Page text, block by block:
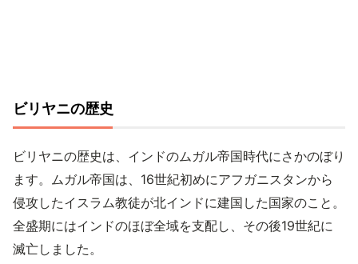
ビリヤニの歴史
ビリヤニの歴史は、インドのムガル帝国時代にさかのぼり
ます。ムガル帝国は、16世紀初めにアフガニスタンから
侵攻したイスラム教徒が北インドに建国した国家のこと。
全盛期にはインドのほぼ全域を支配し、その後19世紀に
滅亡しました。